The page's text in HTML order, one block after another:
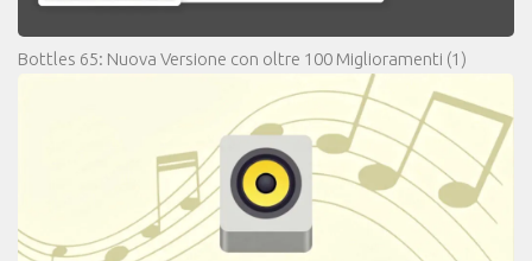
Bottles 65: Nuova Versione con oltre 100 Miglioramenti (1)